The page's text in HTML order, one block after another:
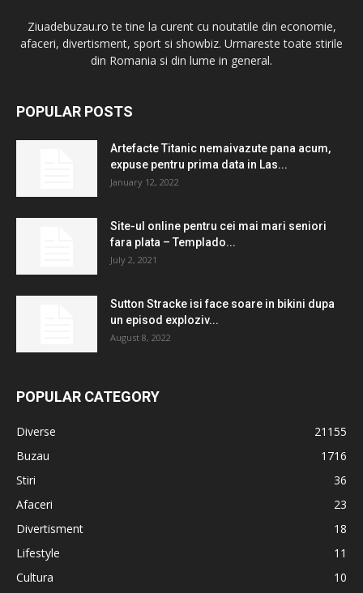
Ziuadebuzau.ro te tine la curent cu noutatile din economie,
afaceri, divertisment, sport si showbiz. Urmareste toate stirile
din Romania si din lume in general.
POPULAR POSTS
Artefacte Titanic nemaivazute pana acum,
expuse pentru prima data in Las...
January 12, 2022
Site-ul online pentru cei mai mari seniori
fara plata – Templado...
July 2, 2021
Sutton Stracke isi face soare in bikini dupa
un episod exploziv...
August 8, 2022
POPULAR CATEGORY
Diverse
21155
Buzau
1716
Stiri
36
Afaceri
23
Divertisment
18
Lifestyle
11
Cultura
10